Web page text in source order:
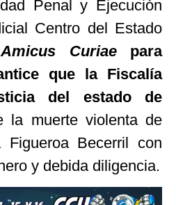
Penal y Ejecución
Centro del Estado
Amicus Curiaepara
que la Fiscalía
del estado de
la muerte violenta de
Figueroa Becerril con
y debida diligencia.